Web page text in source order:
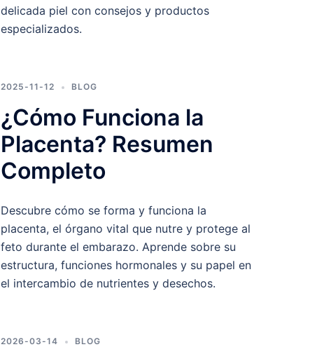
delicada piel con consejos y productos
especializados.
2025-11-12 BLOG
¿Cómo Funciona la
Placenta? Resumen
Completo
Descubre cómo se forma y funciona la
placenta, el órgano vital que nutre y protege al
feto durante el embarazo. Aprende sobre su
estructura, funciones hormonales y su papel en
el intercambio de nutrientes y desechos.
2026-03-14 BLOG